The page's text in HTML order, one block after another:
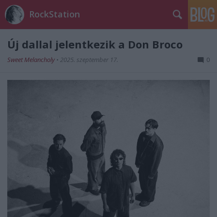
RockStation
Új dallal jelentkezik a Don Broco
Sweet Melancholy • 2025. szeptember 17. 0